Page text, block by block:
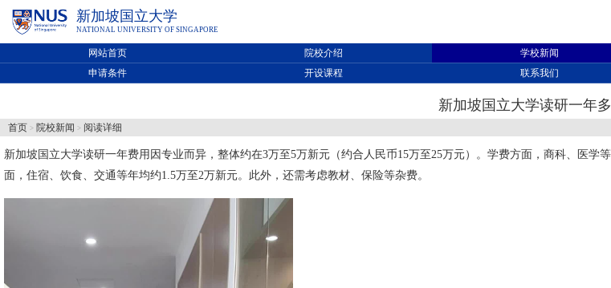
新加坡国立大学
NATIONAL UNIVERSITY OF SINGAPORE
网站首页 院校介绍 学校新闻
申请条件
开设课程 联系我们
新加坡国立大学读研一年
首页 > 院校新闻 > 阅读详细
新加坡国立大学读研一年费用因专业而异，整体约在3万至5万新元（约合人民币15万至25万元）。学费方面，商科、医
面，住宿、饮食、交通等年均约1.5万至2万新元。此外，还需考虑教材、保险等杂费。